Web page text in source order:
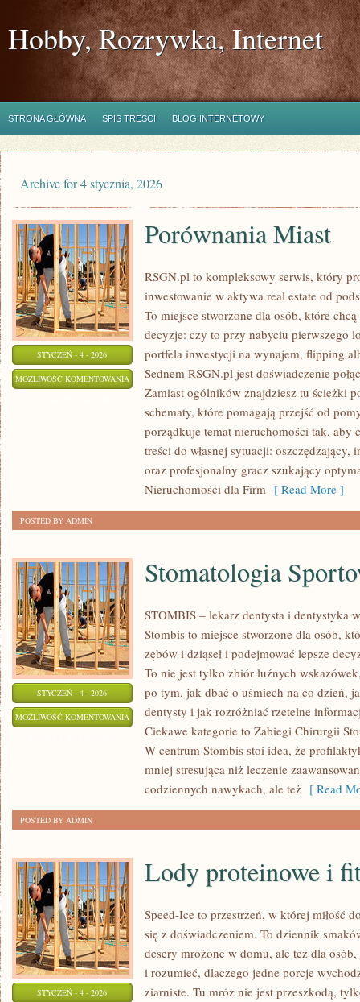
Hobby, Rozrywka, Internet
STRONA GŁÓWNA SPIS TREŚCI BLOG INTERNETOWY
Archive for 4 stycznia, 2026
STYCZEŃ - 4 - 2026
MOŻLIWOŚĆ KOMENTOWANIA PORÓWNANIA
MIAST
Porównania Miast
RSGN.pl to kompleksowy serwis, który
inwestowanie w aktywa real estate od
To miejsce stworzone dla osób, które
decyzje: czy to przy nabyciu pierwszego
portfela inwestycji na wynajem, flipping
Sednem RSGN.pl jest doświadczenie
Zamiast ogólników znajdziesz tu ścieżki
schematy, które pomagają przejść od
porządkuje temat nieruchomości tak, aby
treści do własnej sytuacji: oszczędzający,
oraz profesjonalny gracz szukający
Nieruchomości dla Firm [ Read More ]
POSTED BY ADMIN
STYCZEŃ - 4 - 2026
MOŻLIWOŚĆ KOMENTOWANIA STOMATOLOGIA
SPORTOWA
Stomatologia
STOMBIS – lekarz dentysta i dentystyka
Stombis to miejsce stworzone dla osób,
zębów i dziąseł i podejmować lepsze
To nie jest tylko zbiór luźnych
po tym, jak dbać o uśmiech na co dzień,
dentysty i jak rozróżniać rzetelne
Ciekawe kategorie to Zabiegi Chirurgii
W centrum Stombis stoi idea, że
mniej stresująca niż leczenie
codziennych nawykach, ale też [ Read
POSTED BY ADMIN
STYCZEŃ - 4 - 2026
Lody proteinowe i
Speed-Ice to przestrzeń, w której miłość
się z doświadczeniem. To dziennik
desery mrożone w domu, ale też dla
i rozumieć, dlaczego jedne porcje
ziarniste. Tu mróz nie jest przeszkodą,